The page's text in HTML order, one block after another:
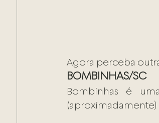
Agora perceba
BOMBINHAS/SC
Bombinhas é
(aproximadamente)